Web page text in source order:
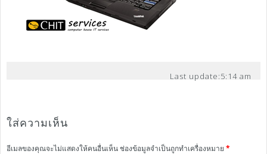
Last update:5:14 am
ใส่ความเห็น
อีเมลของคุณจะไม่แสดงให้คนอื่นเห็นช่องข้อมูลจำเป็นถูกทำเครื่องหมาย *